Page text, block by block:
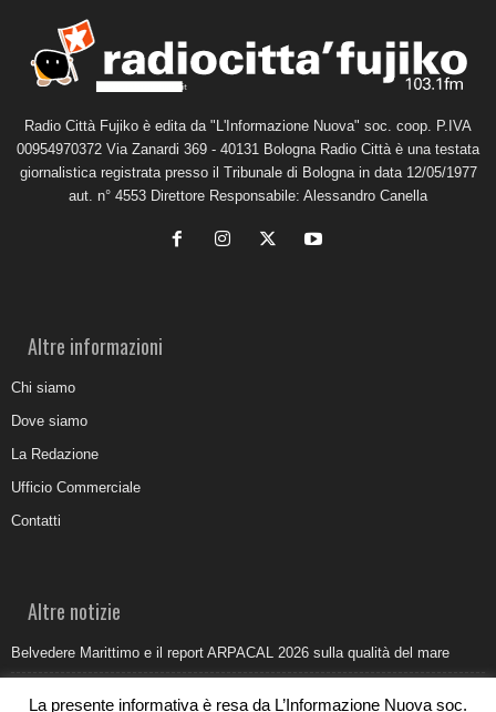
Radio Città Fujiko è edita da "L'Informazione Nuova" soc. coop. P.IVA
00954970372 Via Zanardi 369 - 40131 Bologna Radio Città è una testata
giornalistica registrata presso il Tribunale di Bologna in data 12/05/1977
aut. n° 4553 Direttore Responsabile: Alessandro Canella
Altre informazioni
Chi siamo
Dove siamo
La Redazione
Ufficio Commerciale
Contatti
Altre notizie
Belvedere Marittimo e il report ARPACAL 2026 sulla qualità del mare
La presente informativa è resa da L’Informazione Nuova soc.